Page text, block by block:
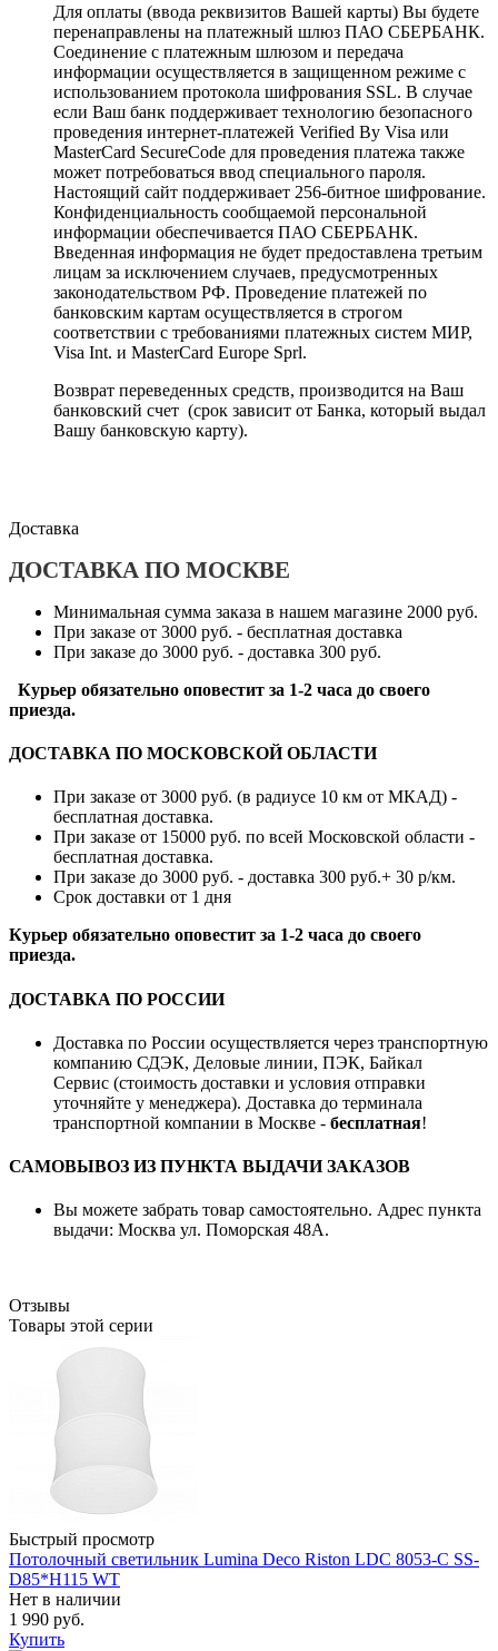
Для оплаты (ввода реквизитов Вашей карты) Вы будете
перенаправлены на платежный шлюз ПАО СБЕРБАНК.
Соединение с платежным шлюзом и передача
информации осуществляется в защищенном режиме с
использованием протокола шифрования SSL. В случае
если Ваш банк поддерживает технологию безопасного
проведения интернет-платежей Verified By Visa или
MasterCard SecureCode для проведения платежа также
может потребоваться ввод специального пароля.
Настоящий сайт поддерживает 256-битное шифрование.
Конфиденциальность сообщаемой персональной
информации обеспечивается ПАО СБЕРБАНК.
Введенная информация не будет предоставлена третьим
лицам за исключением случаев, предусмотренных
законодательством РФ. Проведение платежей по
банковским картам осуществляется в строгом
соответствии с требованиями платежных систем МИР,
Visa Int. и MasterCard Europe Sprl.
Возврат переведенных средств, производится на Ваш
банковский счет (срок зависит от Банка, который выдал
Вашу банковскую карту).
Доставка
ДОСТАВКА ПО МОСКВЕ
Минимальная сумма заказа в нашем магазине 2000 руб.
При заказе от 3000 руб. - бесплатная доставка
При заказе до 3000 руб. - доставка 300 руб.
Курьер обязательно оповестит за 1-2 часа до своего
приезда.
ДОСТАВКА ПО МОСКОВСКОЙ ОБЛАСТИ
При заказе от 3000 руб. (в радиусе 10 км от МКАД) -
бесплатная доставка.
При заказе от 15000 руб. по всей Московской области -
бесплатная доставка.
При заказе до 3000 руб. - доставка 300 руб.+ 30 р/км.
Срок доставки от 1 дня
Курьер обязательно оповестит за 1-2 часа до своего
приезда.
ДОСТАВКА ПО РОССИИ
Доставка по России осуществляется через транспортную
компанию СДЭК, Деловые линии, ПЭК, Байкал
Сервис (стоимость доставки и условия отправки
уточняйте у менеджера). Доставка до терминала
транспортной компании в Москве - бесплатная!
САМОВЫВОЗ ИЗ ПУНКТА ВЫДАЧИ ЗАКАЗОВ
Вы можете забрать товар самостоятельно. Адрес пункта
выдачи: Москва ул. Поморская 48А.
Отзывы
Товары этой серии
Быстрый просмотр
Потолочный светильник Lumina Deco Riston LDC 8053-C SS-
D85*H115 WT
Нет в наличии
1 990 руб.
Купить